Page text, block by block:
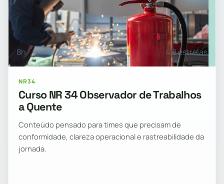
8h 4.8 estrelas
NR34
Curso NR 34 Observador de Trabalhos
a Quente
Conteúdo pensado para times que precisam de
conformidade, clareza operacional e rastreabilidade da
jornada.